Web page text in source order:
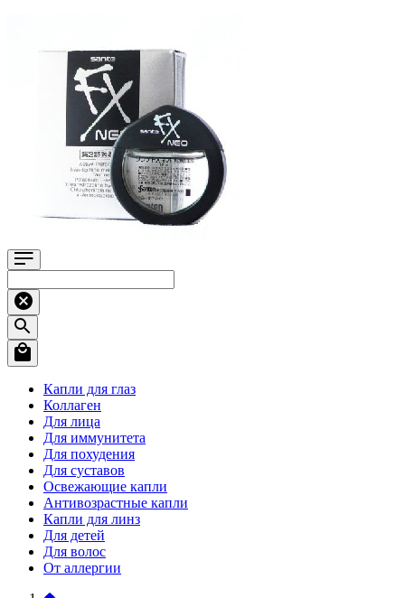
Капли для глаз
Коллаген
Для лица
Для иммунитета
Для похудения
Для суставов
Освежающие капли
Антивозрастные капли
Капли для линз
Для детей
Для волос
От аллергии